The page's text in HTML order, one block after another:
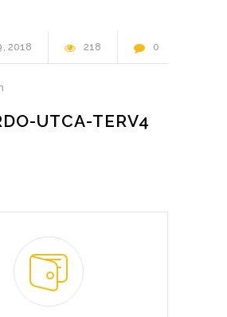
2018 218 0
UTCA-TERV4